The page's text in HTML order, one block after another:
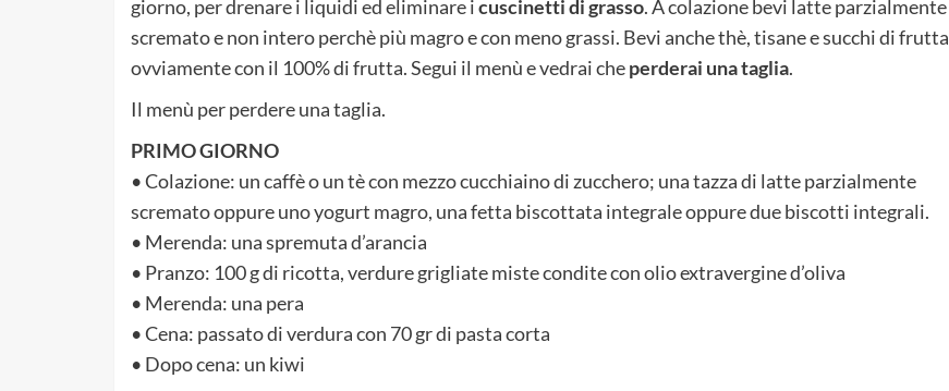
giorno, per drenare i liquidi ed eliminare icuscinetti di grasso. A colazione bevi latte parzialmente
scremato e non intero perchè più magro e con meno grassi. Bevi anche thè, tisane e succhi di frutta
ovviamente con il 100% di frutta. Segui il menù e vedrai cheperderai una taglia.
Il menù per perdere una taglia.
PRIMO GIORNO
• Colazione: un caffè o un tè con mezzo cucchiaino di zucchero; una tazza di latte parzialmente
scremato oppure uno yogurt magro, una fetta biscottata integrale oppure due biscotti integrali.
• Merenda: una spremuta d’arancia
• Pranzo: 100 g di ricotta, verdure grigliate miste condite con olio extravergine d’oliva
• Merenda: una pera
• Cena: passato di verdura con 70 gr di pasta corta
• Dopo cena: un kiwi